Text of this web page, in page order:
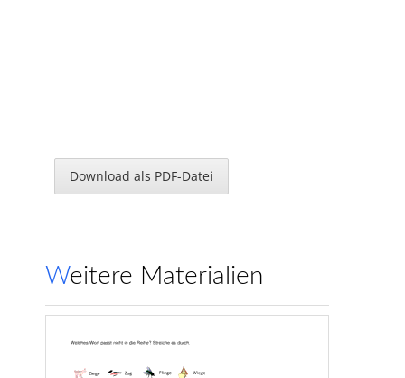
Download als PDF-Datei
Weitere Materialien